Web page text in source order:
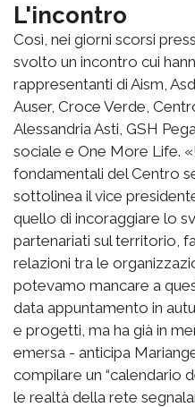
L'incontro
Così, nei giorni scorsi
svolto un incontro cui
rappresentanti di Aism,
Auser, Croce Verde,
Alessandria Asti, GSH
sociale e One More Life.
fondamentali del Centro
sottolinea il vice
quello di incoraggiare lo
partenariati sul territorio,
relazioni tra le
potevamo mancare a
data appuntamento in
e progetti, ma ha già in
emersa - anticipa
compilare un “calendario
le realtà della rete